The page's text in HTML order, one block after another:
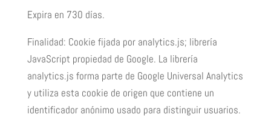
Expira en 730 días.
Finalidad: Cookie fijada por analytics.js; librería
JavaScript propiedad de Google. La librería
analytics.js forma parte de Google Universal Analytics
y utiliza esta cookie de origen que contiene un
identificador anónimo usado para distinguir usuarios.